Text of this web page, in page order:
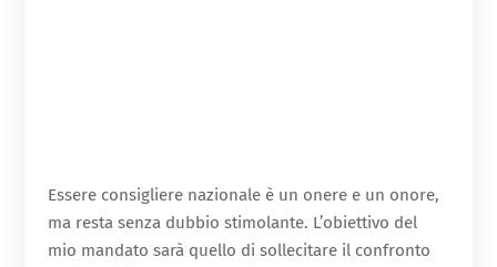
Essere consigliere nazionale è un onere e un onore,
ma resta senza dubbio stimolante. L’obiettivo del
mio mandato sarà quello di sollecitare il confronto